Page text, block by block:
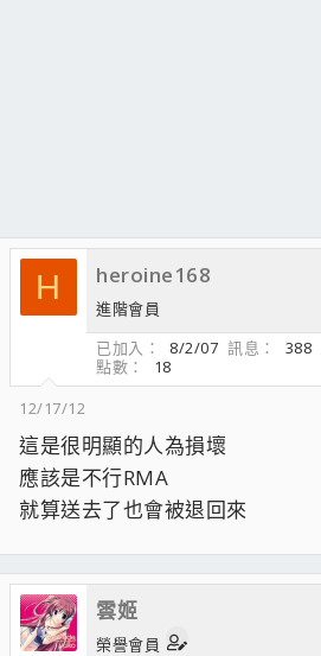
H heroine168
進階會員
已加入
8/2/07 訊息 388
點數
18
12/17/12
這是很明顯的人為損壞
應該是不行RMA
就算送去了也會被退回來
雲姬
榮譽會員